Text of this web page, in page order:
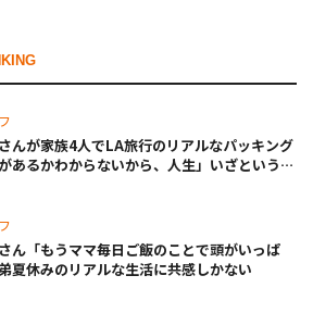
んが家族4人でLA旅行のリアルなパッキング
あるかわからないから、人生」いざというと
ん「もうママ毎日ご飯のことで頭がいっぱ
夏休みのリアルな生活に共感しかない